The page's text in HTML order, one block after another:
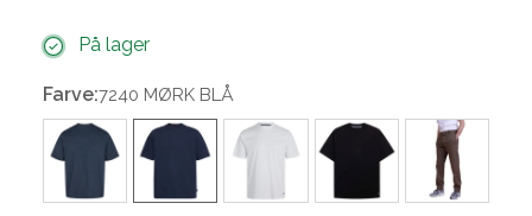
På lager
Farve:7240 MØRK BLÅ